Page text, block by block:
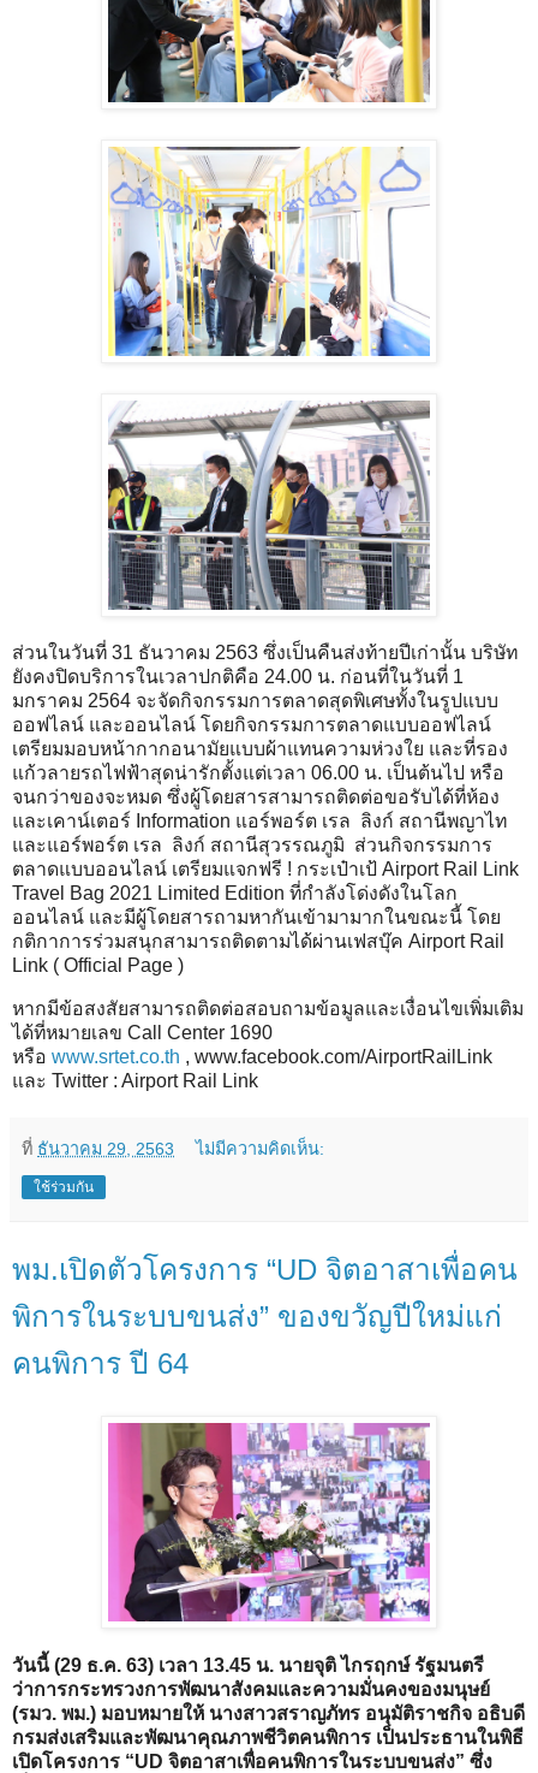
ส่วนในวันที่ 31 ธันวาคม 2563 ซึ่งเป็นคืนส่งท้ายปีเก่านั้น บริษัท
ยังคงปิดบริการในเวลาปกติคือ 24.00 น. ก่อนที่ในวันที่ 1
มกราคม 2564 จะจัดกิจกรรมการตลาดสุดพิเศษทั้งในรูปแบบ
ออฟไลน์ และออนไลน์ โดยกิจกรรมการตลาดแบบออฟไลน์
เตรียมมอบหน้ากากอนามัยแบบผ้าแทนความห่วงใย และที่รอง
แก้วลายรถไฟฟ้าสุดน่ารักตั้งแต่เวลา 06.00 น. เป็นต้นไป หรือ
จนกว่าของจะหมด ซึ่งผู้โดยสารสามารถติดต่อขอรับได้ที่ห้อง
และเคาน์เตอร์ Information แอร์พอร์ต เรล ลิงก์ สถานีพญาไท
และแอร์พอร์ต เรล ลิงก์ สถานีสุวรรณภูมิ ส่วนกิจกรรมการ
ตลาดแบบออนไลน์ เตรียมแจกฟรี ! กระเป๋าเป้ Airport Rail Link
Travel Bag 2021 Limited Edition ที่กำลังโด่งดังในโลก
ออนไลน์ และมีผู้โดยสารถามหากันเข้ามามากในขณะนี้ โดย
กติกาการร่วมสนุกสามารถติดตามได้ผ่านเฟสบุ๊ค Airport Rail
Link ( Official Page )
หากมีข้อสงสัยสามารถติดต่อสอบถามข้อมูลและเงื่อนไขเพิ่มเติม
ได้ที่หมายเลข Call Center 1690
หรือ www.srtet.co.th , www.facebook.com/AirportRailLink
และ Twitter : Airport Rail Link
ที่ ธันวาคม 29, 2563 ไม่มีความคิดเห็น:
ใช้ร่วมกัน
พม.เปิดตัวโครงการ “UD จิตอาสาเพื่อคน
พิการในระบบขนส่ง” ของขวัญปีใหม่แก่
คนพิการ ปี 64
วันนี้ (29 ธ.ค. 63) เวลา 13.45 น. นายจุติ ไกรฤกษ์ รัฐมนตรี
ว่าการกระทรวงการพัฒนาสังคมและความมั่นคงของมนุษย์
(รมว. พม.) มอบหมายให้ นางสาวสราญภัทร อนุมัติราชกิจ อธิบดี
กรมส่งเสริมและพัฒนาคุณภาพชีวิตคนพิการ เป็นประธานในพิธี
เปิดโครงการ “UD จิตอาสาเพื่อคนพิการในระบบขนส่ง” ซึ่ง